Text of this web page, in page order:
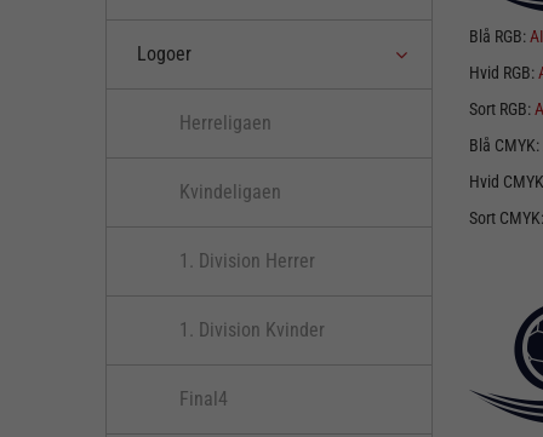
Logoer
Herreligaen
Kvindeligaen
1. Division Herrer
1. Division Kvinder
Final4
Blå RGB: AI
Hvid RGB:
Sort RGB:
Blå CMYK:
Hvid
Sort CMYK: